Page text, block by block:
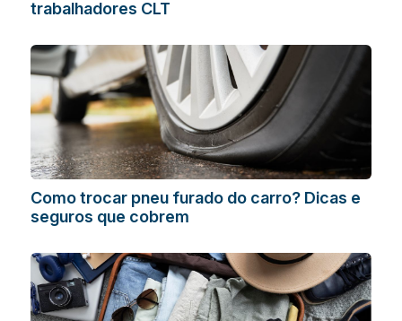
trabalhadores CLT
Como trocar pneu furado do carro? Dicas e
seguros que cobrem